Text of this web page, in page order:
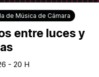
de Música de Cámara
entre luces y
- 20 H